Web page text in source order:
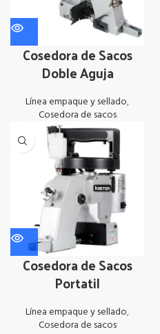
Cosedora de Sacos
Doble Aguja
Línea empaque y sellado,
Cosedora de sacos
Cosedora de Sacos
Portatil
Línea empaque y sellado,
Cosedora de sacos